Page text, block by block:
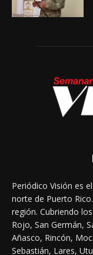
Periódico Visión es
norte de Puerto
región. Cubriendo
Rojo, San Germán,
Añasco, Rincón,
Sebastián, Lares,